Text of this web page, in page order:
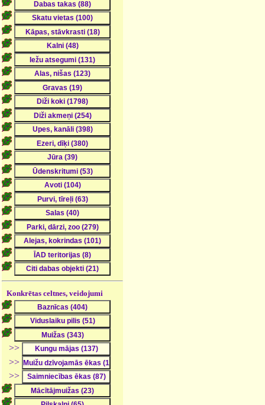
Konkrētas celtnes, veidojumi
>>
>>
>>